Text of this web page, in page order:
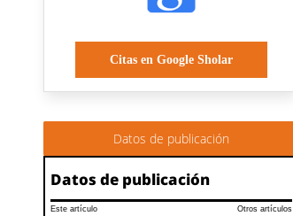
Citas en Google Sholar
Datos de publicación
Datos de publicación
Este artículo Otros artículos